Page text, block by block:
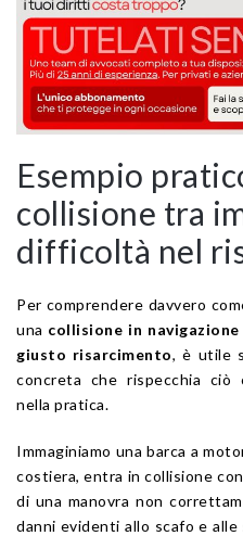
Esempio
collisione tra
difficoltà nel
Per comprendere davvero
una collisione in navigazione
giusto risarcimento, è utile
concreta che rispecchia ciò
nella pratica.
Immaginiamo una barca a
costiera, entra in collisione
di una manovra non
danni evidenti allo scafo e